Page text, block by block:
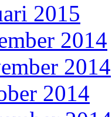
2015
2014
2014
2014